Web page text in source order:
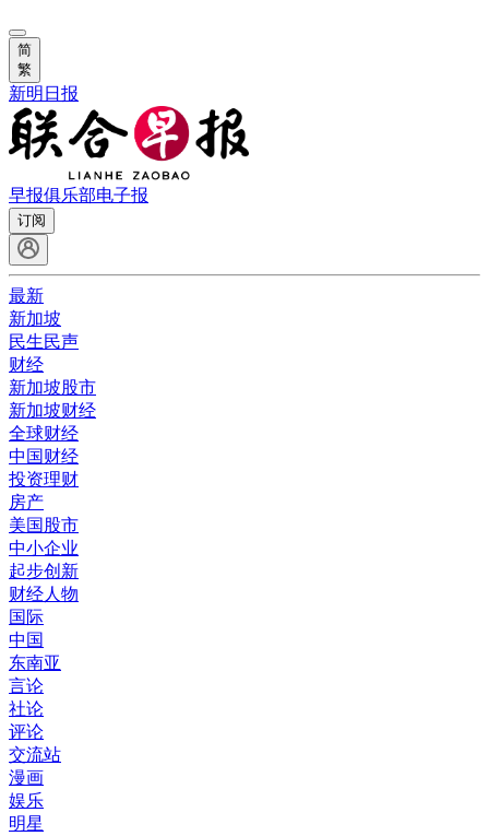
简
繁
新明日报
早报俱乐部电子报
订阅
最新
新加坡
民生民声
财经
新加坡股市
新加坡财经
全球财经
中国财经
投资理财
房产
美国股市
中小企业
起步创新
财经人物
国际
中国
东南亚
言论
社论
评论
交流站
漫画
娱乐
明星